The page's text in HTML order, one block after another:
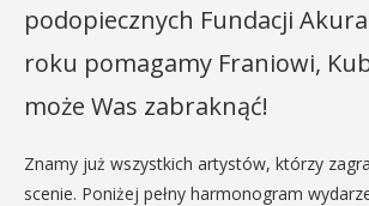
podopiecznych Fundacji
roku pomagamy Franiowi,
może Was zabraknąć!
Znamy już wszystkich artystów, którzy
scenie. Poniżej pełny harmonogram